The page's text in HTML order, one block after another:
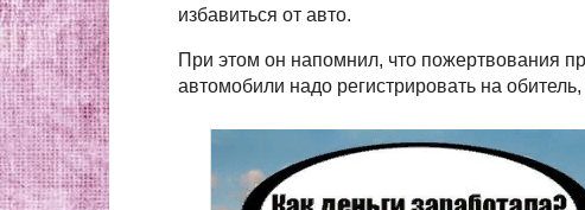
избавиться от авто.
При этом он напомнил, что пожертвования
автомобили надо регистрировать на